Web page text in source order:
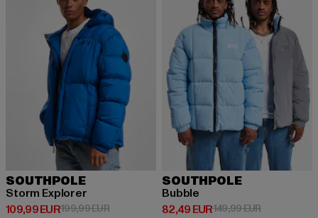
SOUTHPOLE
Storm Explorer
109,99 EUR
Derzeitiger Preis: 109,99 EUR
199,99 EURAktionspreis: 199,99 EUR
SOUTHPOLE
Bubble
82,49 EUR
Derzeitiger Preis: 82,49 EUR
149,99 EURAktionspreis: